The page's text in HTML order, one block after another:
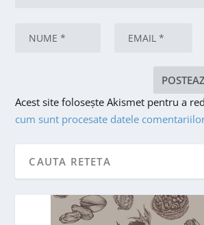
Acest site folosește Akismet pentru a
cum sunt procesate datele